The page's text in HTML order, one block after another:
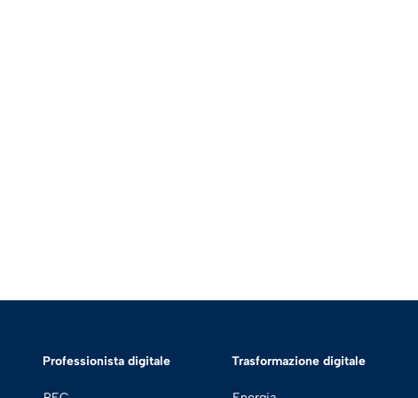
Professionista digitale Trasformazione digitale